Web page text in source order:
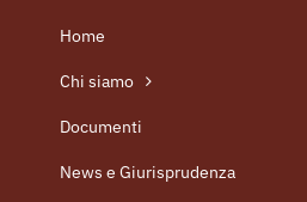
Home
Chi siamo
Documenti
News e Giurisprudenza